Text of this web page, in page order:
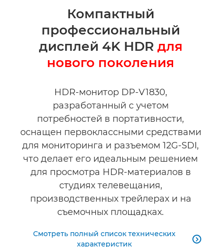
Технические характеристики
Компактный
профессиональный
дисплей 4K HDR для
нового поколения
HDR-монитор DP-V1830,
разработанный с учетом
потребностей в портативности,
оснащен первоклассными средствами
для мониторинга и разъемом 12G-SDI,
что делает его идеальным решением
для просмотра HDR-материалов в
студиях телевещания,
производственных трейлерах и на
съемочных площадках.
Смотреть полный список технических
характеристик
